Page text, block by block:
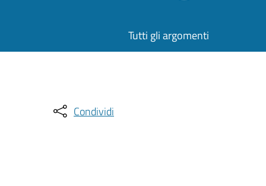
Tutti gli argomenti
Condividi